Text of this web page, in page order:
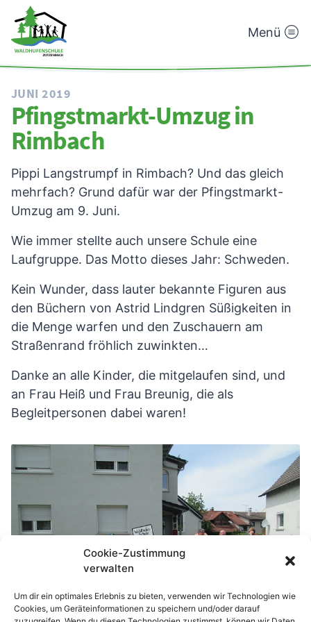
Cookie-Zustimmung
verwalten
Um dir ein optimales Erlebnis zu bieten, verwenden wir Technologien wie
Cookies, um Geräteinformationen zu speichern und/oder darauf
Waldhufenschule
Menü
JUNI 2019
Pfingstmarkt-Umzug in
Rimbach
Pippi Langstrumpf in Rimbach? Und das gleich
mehrfach? Grund dafür war der Pfingstmarkt-
Umzug am 9. Juni.
Wie immer stellte auch unsere Schule eine
Laufgruppe. Das Motto dieses Jahr: Schweden.
Kein Wunder, dass lauter bekannte Figuren aus
den Büchern von Astrid Lindgren Süßigkeiten in
die Menge warfen und den Zuschauern am
Straßenrand fröhlich zuwinkten…
Danke an alle Kinder, die mitgelaufen sind, und
an Frau Heiß und Frau Breunig, die als
Begleitpersonen dabei waren!